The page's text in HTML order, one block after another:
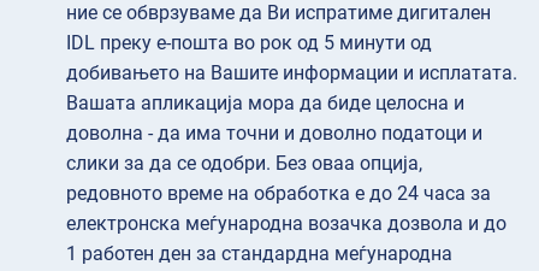
ние се обврзуваме да Ви испратиме дигитален
IDL преку е-пошта во рок од 5 минути од
добивањето на Вашите информации и исплатата.
Вашата апликација мора да биде целосна и
доволна - да има точни и доволно податоци и
слики за да се одобри. Без оваа опција,
редовното време на обработка е до 24 часа за
електронска меѓународна возачка дозвола и до
1 работен ден за стандардна меѓународна